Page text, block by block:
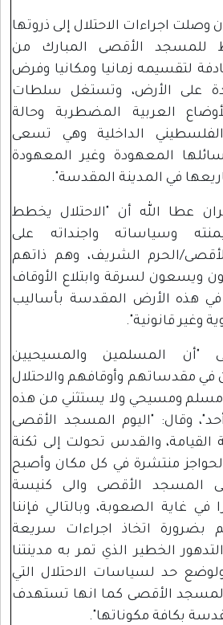
وصلت اجراءات الاحتلال إلى ذروتها
للمسجد الأقصى المبارك من
لتقسيمه زمانيا ومكانيا وفرض
على الأرض، وتستغل سلطات
العربية المضطربة وحالة
الفلسطيني الداخلية وهي تسعى
المعهودة وغير المعهودة
في المدينة المقدسة".
عطا الله أن "الاحتلال يخطط
وسياساته واجنداته على
الحرم الشريف، وهم ذاتهم
ويسعون لسرقة وابتلاع الأوقاف
هذه الأرض المقدسة بأساليب
وغير قانونية".
"أن المسلمين والمسيحيين
مقدساتهم وأوقافهم والاحتلال
مسلم ومسيحي ولا يستثني من هذه
أحد"، وقال: "اليوم المسجد الأقصى
القيامة، والقدس تحولت إلى ثكنة
منتشرة في كل مكان وأصبح
المسجد الأقصى والى كنيسة
في غاية الصعوبة، وبالتالي فإننا
بضرورة اتخاذ اجراءات سريعة
الخطير الذي تمر به مدينتنا
حد لسياسات الاحتلال التي
الأقصى كما انها تستهدف
بكافة مكوناتها".